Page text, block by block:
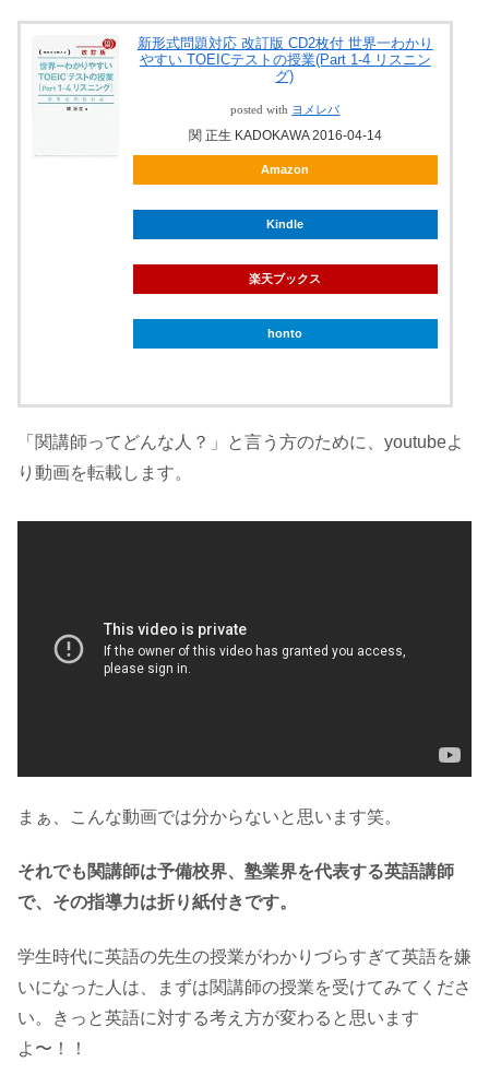
新形式問題対応 改訂版 CD2枚付 世界一わかり
やすい TOEICテストの授業(Part 1‐4 リスニン
グ)
posted with ヨメレバ
関 正生 KADOKAWA 2016-04-14
Amazon
Kindle
楽天ブックス
honto
「関講師ってどんな人？」と言う方のために、youtubeよ
り動画を転載します。
まぁ、こんな動画では分からないと思います笑。
それでも関講師は予備校界、塾業界を代表する英語講師
で、その指導力は折り紙付きです。
学生時代に英語の先生の授業がわかりづらすぎて英語を嫌
いになった人は、まずは関講師の授業を受けてみてくださ
い。きっと英語に対する考え方が変わると思います
よ〜！！